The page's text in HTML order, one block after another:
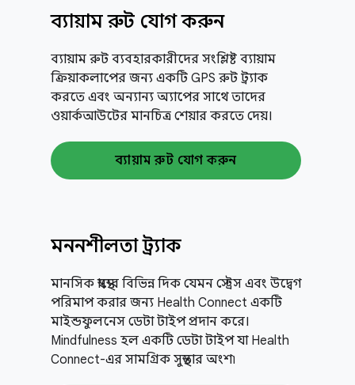
ব্যায়াম রুট যোগ করুন
ব্যায়াম রুট ব্যবহারকারীদের সংশ্লিষ্ট ব্যায়াম
ক্রিয়াকলাপের জন্য একটি GPS রুট ট্র্যাক
করতে এবং অন্যান্য অ্যাপের সাথে তাদের
ওয়ার্কআউটের মানচিত্র শেয়ার করতে দেয়।
ব্যায়াম রুট যোগ করুন
মননশীলতা ট্র্যাক
মানসিক স্বাস্থ্যের বিভিন্ন দিক যেমন স্ট্রেস এবং উদ্বেগ
পরিমাপ করার জন্য Health Connect একটি
মাইন্ডফুলনেস ডেটা টাইপ প্রদান করে।
Mindfulness হল একটি ডেটা টাইপ যা Health
Connect-এর সামগ্রিক সুস্থতার অংশ৷